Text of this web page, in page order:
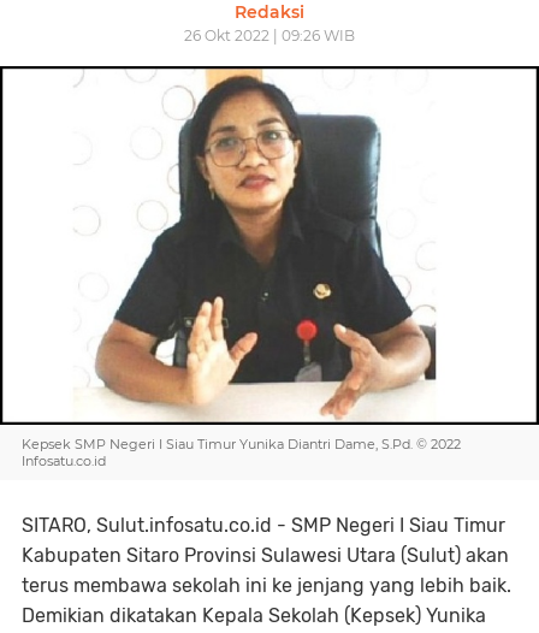
Redaksi
26 Okt 2022 | 09:26 WIB
Kepsek SMP Negeri I Siau Timur Yunika Diantri Dame, S.Pd. © 2022
Infosatu.co.id
SITARO, Sulut.infosatu.co.id - SMP Negeri I Siau Timur
Kabupaten Sitaro Provinsi Sulawesi Utara (Sulut) akan
terus membawa sekolah ini ke jenjang yang lebih baik.
Demikian dikatakan Kepala Sekolah (Kepsek) Yunika